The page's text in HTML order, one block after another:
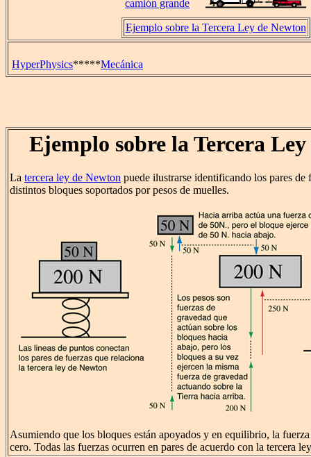
camión grande
Ejemplo sobre la Tercera Ley de Newton
HyperPhysics*****Mecánica
Ejemplo sobre la Tercera
La tercera ley de Newton puede ilustrarse identificando los pares de
distintos bloques soportados por pesos de muelles.
Asumiendo que los bloques están apoyados y en equilibrio, la fuerza
cero. Todas las fuerzas ocurren en pares de acuerdo con la tercera